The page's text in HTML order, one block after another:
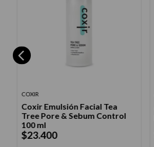
COXIR
Coxir Emulsión Facial Tea
Tree Pore & Sebum Control
100 ml
$23.400